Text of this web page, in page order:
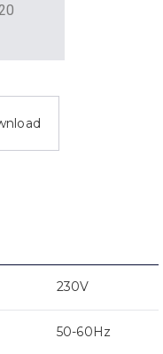
230V
50-60Hz